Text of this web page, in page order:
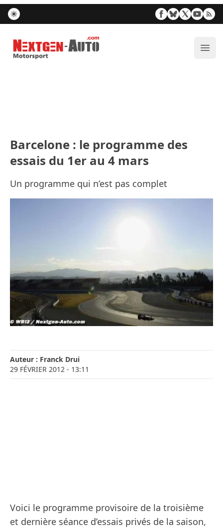
Nextgen-Auto.com
Barcelone : le programme des
essais du 1er au 4 mars
Un programme qui n’est pas complet
Auteur : Franck Drui
29 FÉVRIER 2012 - 13:11
Voici le programme provisoire de la troisième
et dernière séance d’essais privés de la saison,